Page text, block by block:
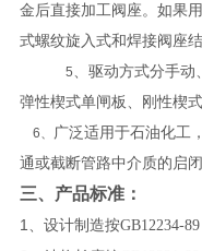
金后直接加工阀座。如果
式螺纹旋入式和焊接阀座结
5
、驱动方式分手
弹性楔式单闸板、刚性楔
6、
广泛适用于石油化工
通或截断管路中介质的启闭
三、产品标准：
1 、设计制造按GB12234-89